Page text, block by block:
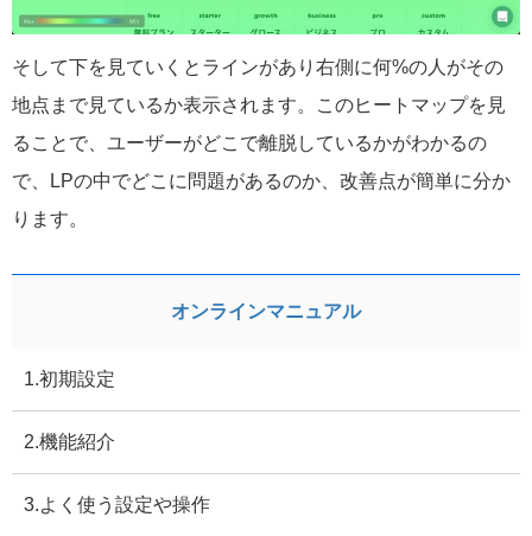
そして下を見ていくとラインがあり右側に何%の人がその
地点まで見ているか表示されます。このヒートマップを見
ることで、ユーザーがどこで離脱しているかがわかるの
で、LPの中でどこに問題があるのか、改善点が簡単に分か
ります。
オンラインマニュアル
1.初期設定
2.機能紹介
3.よく使う設定や操作